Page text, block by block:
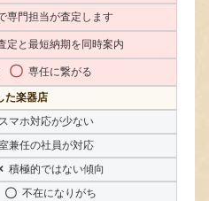
専門担当が査定します
定と最短納期を同時案内
〇 専任に繋がる
た楽器店
スマホ対応が少ない
兼任の社員が対応
積極的ではない傾向
〇 不在になりがち